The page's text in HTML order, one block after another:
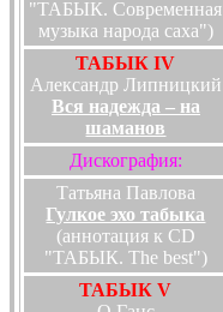
"ТАБЫК. Современная
музыка народа саха")
ТАБЫК IV
Александр Липницкий
Вся надежда – на
шаманов
Дискография:
Татьяна Павлова
Гулкое эхо табыка
(аннотация к CD
"ТАБЫК. The best")
ТАБЫК V